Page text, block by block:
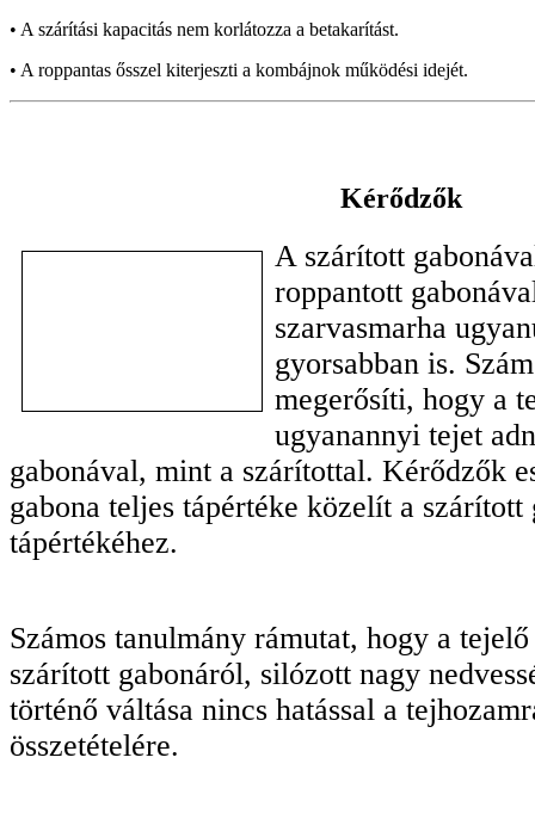
• A szárítási kapacitás nem korlátozza a betakarítást.
• A roppantas ősszel kiterjeszti a kombájnok működési idejét.
Kérődzők
A szárított
roppantott
szarvasmarha
gyorsabban is.
megerősíti, hogy a
ugyanannyi tejet
gabonával, mint a szárítottal. Kérődzők
gabona teljes tápértéke közelít a szárított
tápértékéhez.
Számos tanulmány rámutat, hogy a
szárított gabonáról, silózott nagy
történő váltása nincs hatással a
összetételére.